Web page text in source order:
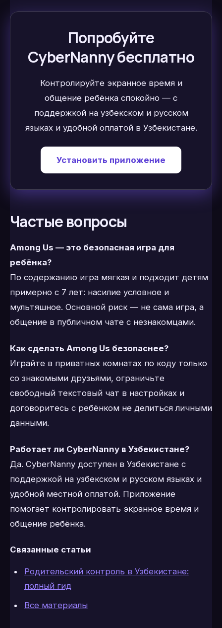
Попробуйте
CyberNanny бесплатно
Контролируйте экранное время и
общение ребёнка спокойно — с
поддержкой на узбекском и русском
языках и удобной оплатой в Узбекистане.
Установить приложение
Частые вопросы
Among Us — это безопасная игра для
ребёнка?
По содержанию игра мягкая и подходит детям
примерно с 7 лет: насилие условное и
мультяшное. Основной риск — не сама игра, а
общение в публичном чате с незнакомцами.
Как сделать Among Us безопаснее?
Играйте в приватных комнатах по коду только
со знакомыми друзьями, ограничьте
свободный текстовый чат в настройках и
договоритесь с ребёнком не делиться личными
данными.
Работает ли CyberNanny в Узбекистане?
Да. CyberNanny доступен в Узбекистане с
поддержкой на узбекском и русском языках и
удобной местной оплатой. Приложение
помогает контролировать экранное время и
общение ребёнка.
Связанные статьи
Родительский контроль в Узбекистане:
полный гид
Все материалы